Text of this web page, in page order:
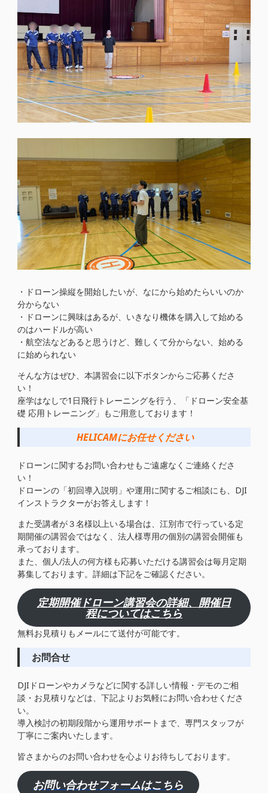
・ドローン操縦を開始したいが、なにから始めたらいいのか
分からない
・ドローンに興味はあるが、いきなり機体を購入して始める
のはハードルが高い
・航空法などあると思うけど、難しくて分からない、始める
に始められない
そんな方はぜひ、本講習会に以下ボタンからご応募くださ
い！
座学はなしで1日飛行トレーニングを行う、「ドローン安全基
礎 応用トレーニング」もご用意しております！
HELICAMにお任せください
ドローンに関するお問い合わせもご遠慮なくご連絡くださ
い！
ドローンの「初回導入説明」や運用に関するご相談にも、DJI
インストラクターがお答えします！
また受講者が３名様以上いる場合は、江別市で行っている定
期開催の講習会ではなく、法人様専用の個別の講習会開催も
承っております。
また、個人/法人の何方様も応募いただける講習会は毎月定期
募集しております。詳細は下記をご確認ください。
定期開催ドローン講習会の詳細、開催日
程についてはこちら
無料お見積りもメールにて送付が可能です。
お問合せ
DJIドローンやカメラなどに関する詳しい情報・デモのご相
談・お見積りなどは、下記よりお気軽にお問い合わせくださ
い。
導入検討の初期段階から運用サポートまで、専門スタッフが
丁寧にご案内いたします。
皆さまからのお問い合わせを心よりお待ちしております。
お問い合わせフォームはこちら